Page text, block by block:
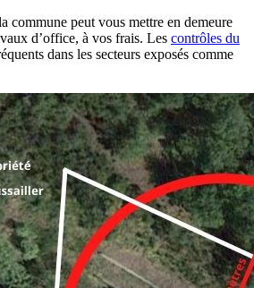
commune peut vous mettre en demeure
d’office, à vos frais. Les contrôles du
dans les secteurs exposés comme